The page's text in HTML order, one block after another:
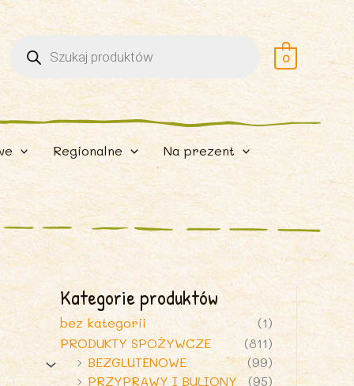
Wyszukiwarka
produktów 0
Regionalne Na prezent
Kategorie produktów
bez kategorii
(1)
PRODUKTY SPOŻYWCZE
(811)
BEZGLUTENOWE
(99)
PRZYPRAWY I BULIONY
(95)